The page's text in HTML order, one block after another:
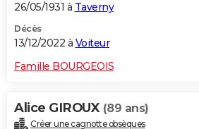
26/05/1931 à Taverny
Décès
13/12/2022 à Voiteur
Famille BOURGEOIS
Alice GIROUX (89 ans)
Créer une cagnotte obsèques